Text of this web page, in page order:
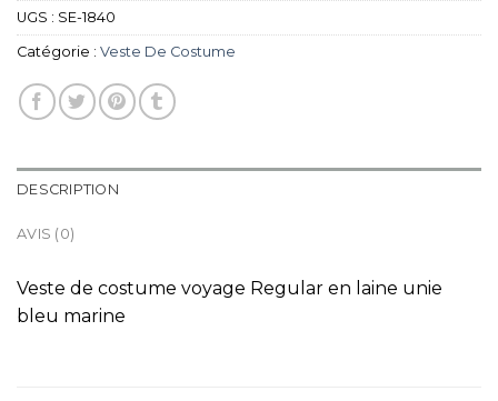
UGS : SE-1840
Catégorie : Veste De Costume
DESCRIPTION
AVIS (0)
Veste de costume voyage Regular en laine unie
bleu marine